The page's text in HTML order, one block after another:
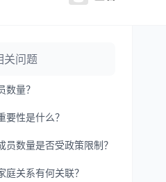
关问题
数量？
要性是什么？
员数量是否受政策限制？
庭关系有何关联？